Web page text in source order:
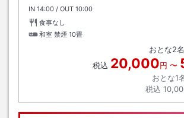
IN チェックイン
14:00 / OUT チェックアウト
10:00
食事なし
和室 禁煙 10畳
おとな2名
税込 20,000円 〜
おとな1
税込